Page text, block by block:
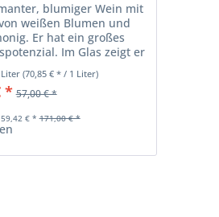
blumiger Wein mit
weißen Blumen und
Er hat ein großes
Im Glas zeigt er
Strohgelb.
Nase mit
blumig-pflanzlichen
Liter (70,85 € * / 1 Liter)
* 57,00 € *
€ * 171,00 € *